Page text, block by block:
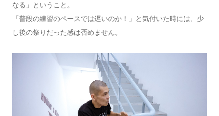
なる」ということ。
「普段の練習のペースでは遅いのか！」と気付いた時には、少
し後の祭りだった感は否めません。